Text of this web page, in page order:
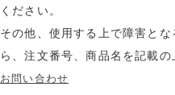
ください。
その他、使用する上で障害と
ら、注文番号、商品名を記載の
お問い合わせ